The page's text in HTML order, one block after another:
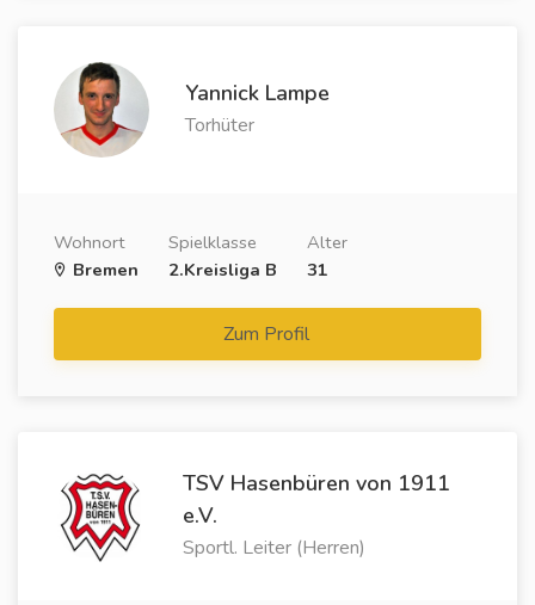
Yannick Lampe
Torhüter
Wohnort
Bremen
Spielklasse
2.Kreisliga B
Alter
31
Zum Profil
TSV Hasenbüren von 1911
e.V.
Sportl. Leiter (Herren)